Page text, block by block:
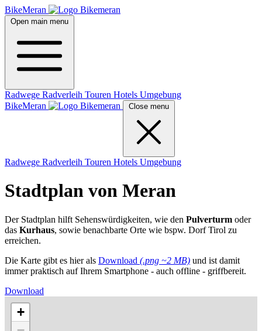
BikeMeran
Open main menu
Radwege Radverleih Touren Hotels Umgebung
BikeMeran
Close menu
Radwege Radverleih Touren Hotels Umgebung
Stadtplan von Meran
Der Stadtplan hilft Sehenswürdigkeiten, wie den Pulverturm oder
das Kurhaus, sowie benachbarte Orte wie bspw. Dorf Tirol zu
erreichen.
Die Karte gibt es hier als Download (.png ~2 MB) und ist damit
immer praktisch auf Ihrem Smartphone - auch offline - griffbereit.
Download
+